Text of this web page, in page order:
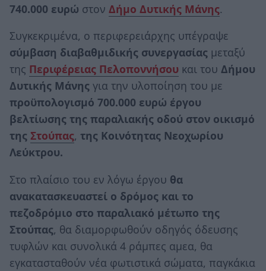
740.000 ευρώ στον Δήμο Δυτικής Μάνης.
Συγκεκριμένα, ο περιφερειάρχης υπέγραψε
σύμβαση διαβαθμιδικής συνεργασίας μεταξύ
της Περιφέρειας Πελοποννήσου και του Δήμου
Δυτικής Μάνης για την υλοποίηση του με
προϋπολογισμό 700.000 ευρώ έργου
βελτίωσης της παραλιακής οδού στον οικισμό
της Στούπας, της Κοινότητας Νεοχωρίου
Λεύκτρου.
Στο πλαίσιο του εν λόγω έργου θα
ανακατασκευαστεί ο δρόμος και το
πεζοδρόμιο στο παραλιακό μέτωπο της
Στούπας, θα διαμορφωθούν οδηγός όδευσης
τυφλών και συνολικά 4 ράμπες αμεα, θα
εγκατασταθούν νέα φωτιστικά σώματα, παγκάκια